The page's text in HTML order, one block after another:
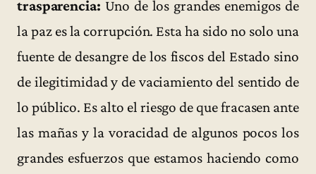
trasparencia: Uno de los grandes enemigos de
la paz es la corrupción. Esta ha sido no solo una
fuente de desangre de los fiscos del Estado sino
de ilegitimidad y de vaciamiento del sentido de
lo público. Es alto el riesgo de que fracasen ante
las mañas y la voracidad de algunos pocos los
grandes esfuerzos que estamos haciendo como